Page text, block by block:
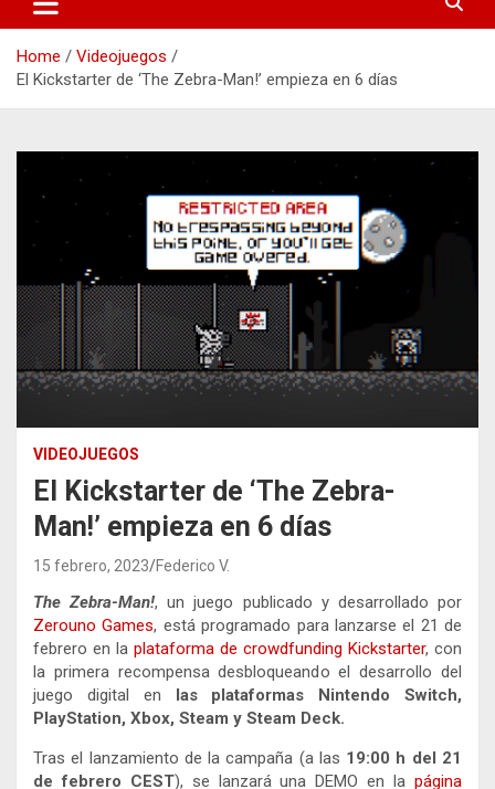
Home
Videojuegos
El Kickstarter de ‘The Zebra-Man!’ empieza en 6 días
VIDEOJUEGOS
El Kickstarter de ‘The Zebra-
Man!’ empieza en 6 días
15 febrero, 2023 Federico V.
The Zebra-Man!, un juego publicado y desarrollado por
Zerouno Games, está programado para lanzarse el 21 de
febrero en la plataforma de crowdfunding Kickstarter, con
la primera recompensa desbloqueando el desarrollo del
juego digital en
las plataformas Nintendo Switch,
PlayStation, Xbox, Steam y Steam Deck.
Tras el lanzamiento de la campaña (a las 19:00 h del 21
de febrero CEST), se lanzará una DEMO en lapágina